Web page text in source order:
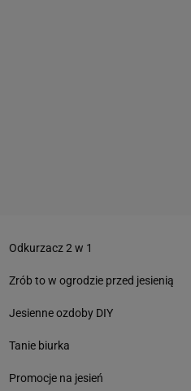
Odkurzacz 2 w 1
Zrób to w ogrodzie przed jesienią
Jesienne ozdoby DIY
Tanie biurka
Promocje na jesień